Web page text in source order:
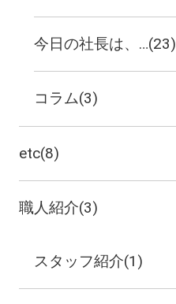
今日の社長は、…(23)
コラム(3)
etc(8)
職人紹介(3)
スタッフ紹介(1)